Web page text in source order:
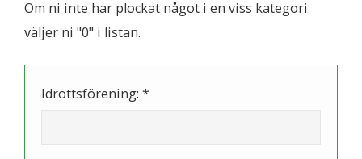
Om ni inte har plockat något i en viss kategori
väljer ni "0" i listan.
Idrottsförening: *